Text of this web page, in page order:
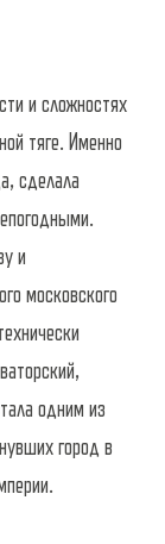
и сложностях
тяге. Именно
сделала
и
московского
одним из
город в